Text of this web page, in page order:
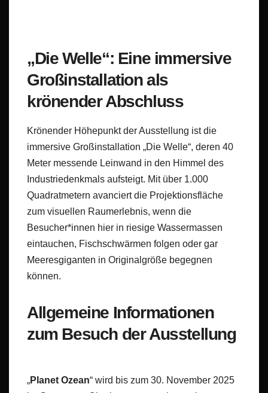
„Die Welle“: Eine immersive
Großinstallation als
krönender Abschluss
Krönender Höhepunkt der Ausstellung ist die
immersive Großinstallation „Die Welle“, deren 40
Meter messende Leinwand in den Himmel des
Industriedenkmals aufsteigt. Mit über 1.000
Quadratmetern avanciert die Projektionsfläche
zum visuellen Raumerlebnis, wenn die
Besucher*innen hier in riesige Wassermassen
eintauchen, Fischschwärmen folgen oder gar
Meeresgiganten in Originalgröße begegnen
können.
Allgemeine Informationen
zum Besuch der Ausstellung
„Planet Ozean“ wird bis zum 30. November 2025